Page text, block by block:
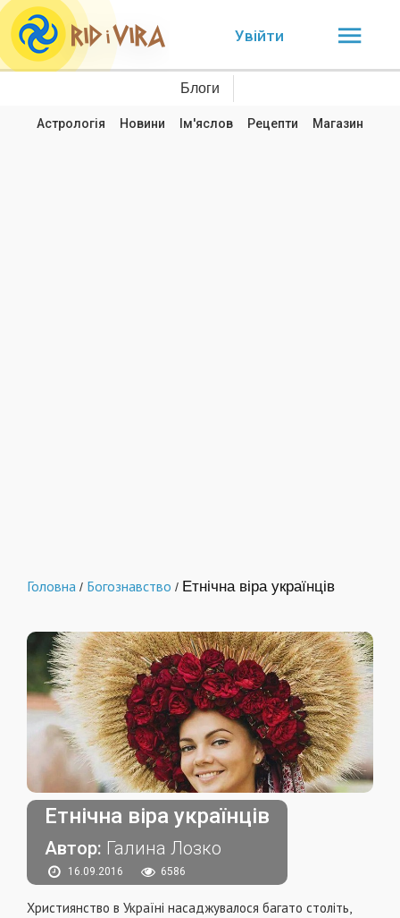
Увійти
Блоги
Астрологія Новини Ім'яслов Рецепти Магазин
Головна / Богознавство / Етнічна віра українців
Етнічна віра українців
Автор: Галина Лозко
16.09.2016 6586
Християнство в Україні насаджувалося багато століть,